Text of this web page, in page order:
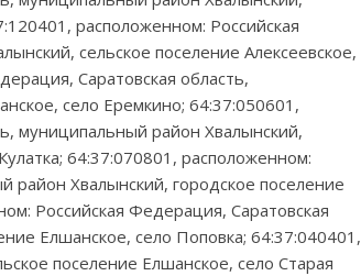
расположенном: Российская
сельское поселение Алексеевское,
Саратовская область,
село Еремкино; 64:37:050601,
муниципальный район Хвалынский,
64:37:070801, расположенном:
район Хвалынский, городское поселение
Российская Федерация, Саратовская
Елшанское, село Поповка; 64:37:040401,
поселение Елшанское, село Старая